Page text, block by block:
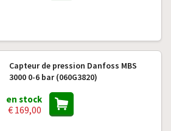
Capteur de pression Danfoss MBS
3000 0-6 bar (060G3820)
en stock
€ 169,00